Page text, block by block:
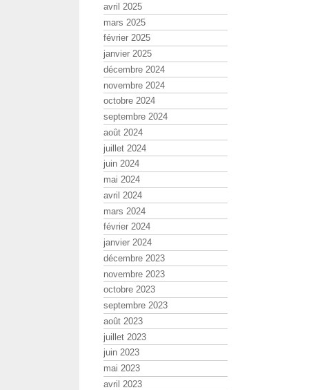
avril 2025
mars 2025
février 2025
janvier 2025
décembre 2024
novembre 2024
octobre 2024
septembre 2024
août 2024
juillet 2024
juin 2024
mai 2024
avril 2024
mars 2024
février 2024
janvier 2024
décembre 2023
novembre 2023
octobre 2023
septembre 2023
août 2023
juillet 2023
juin 2023
mai 2023
avril 2023